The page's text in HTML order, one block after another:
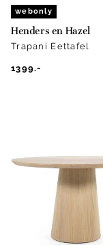
webonly
Henders en Hazel
Trapani Eettafel
1399.-